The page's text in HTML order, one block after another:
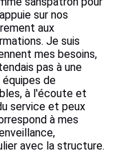
sur nos
aux
Je suis
mes besoins,
pas à une
de
à l'écoute et
service et peux
à mes
avec la structure.